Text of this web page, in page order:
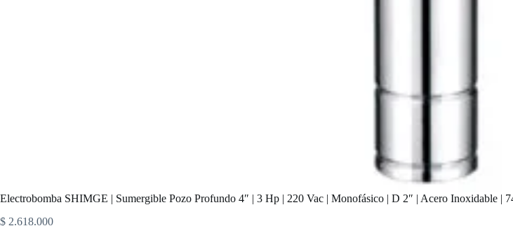
Electrobomba SHIMGE | Sumergible Pozo Profundo 4″ | 3 Hp | 220 Vac | Monofásico | D 2″ | Acero Inoxidable |
$ 2.618.000